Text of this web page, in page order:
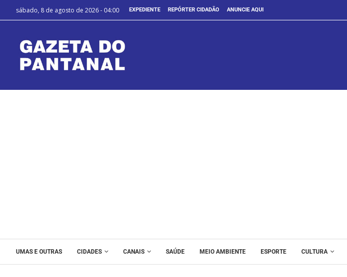
sábado, 8 de agosto de 2026 - 04:00 EXPEDIENTE REPÓRTER CIDADÃO ANUNCIE AQUI
UMAS E OUTRAS CIDADES CANAIS SAÚDE MEIO AMBIENTE ESPORTE CULTURA